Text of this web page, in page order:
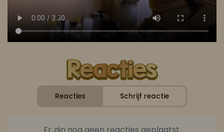
Reacties Schrijf reactie